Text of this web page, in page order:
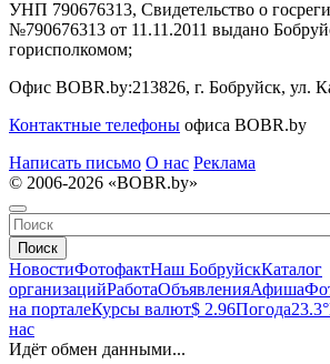
УНП 790676313, Свидетельство о
№790676313 от 11.11.2011 выдано
горисполкомом;
Офис BOBR.by:213826, г. Бобруйск, ул.
Контактные телефоны офиса BOBR.by
Написать письмо О нас Реклама
© 2006-2026 «BOBR.by»
Поиск
НовостиФотофактНаш БобруйскКаталог
организацийРаботаОбъявленияАфиша
на порталеКурсы валют$ 2.96Погода23.3°
нас
Идёт обмен данными...